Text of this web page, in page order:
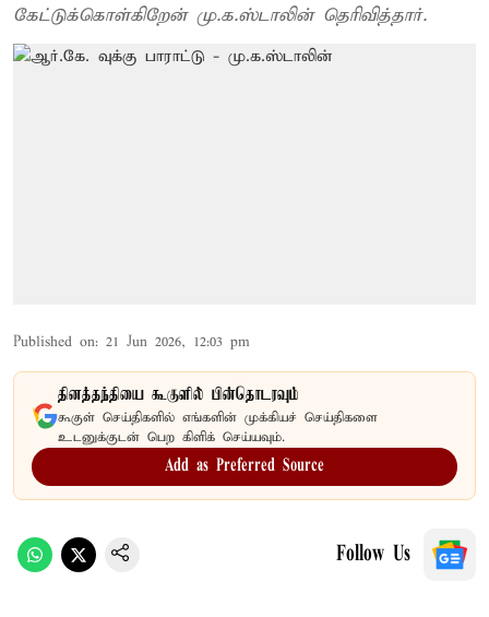
கேட்டுக்கொள்கிறேன் மு.க.ஸ்டாலின் தெரிவித்தார்.
Published on: 21 Jun 2026, 12:03 pm
தினத்தந்தியை கூகுளில் பின்தொடரவும்
கூகுள் செய்திகளில் எங்களின் முக்கியச் செய்திகளை
உடனுக்குடன் பெற கிளிக் செய்யவும்.
Add as Preferred Source
Follow Us